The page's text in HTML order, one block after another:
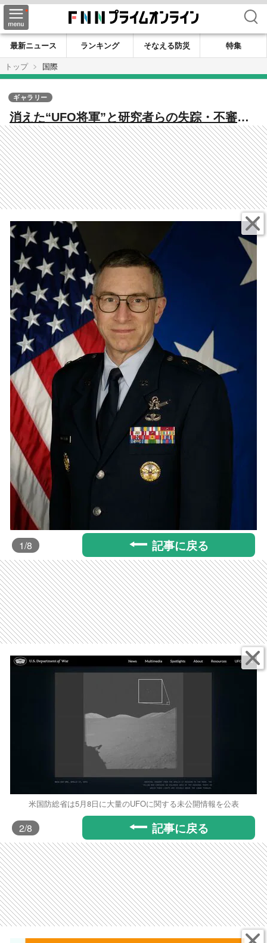
検索
最新ニュース ランキング そなえる防災
特集
トップ
国際
消えた“UFO将軍”と研究者らの失踪・不審
死 「謀略」か「陰謀論」か？政府機密ファ
イルめぐり臆測も拡散
ギャラリー
1/8 記事に戻る
米国防総省は5月8日に大量のUFOに関する未公開情報を公表
2/8 記事に戻る